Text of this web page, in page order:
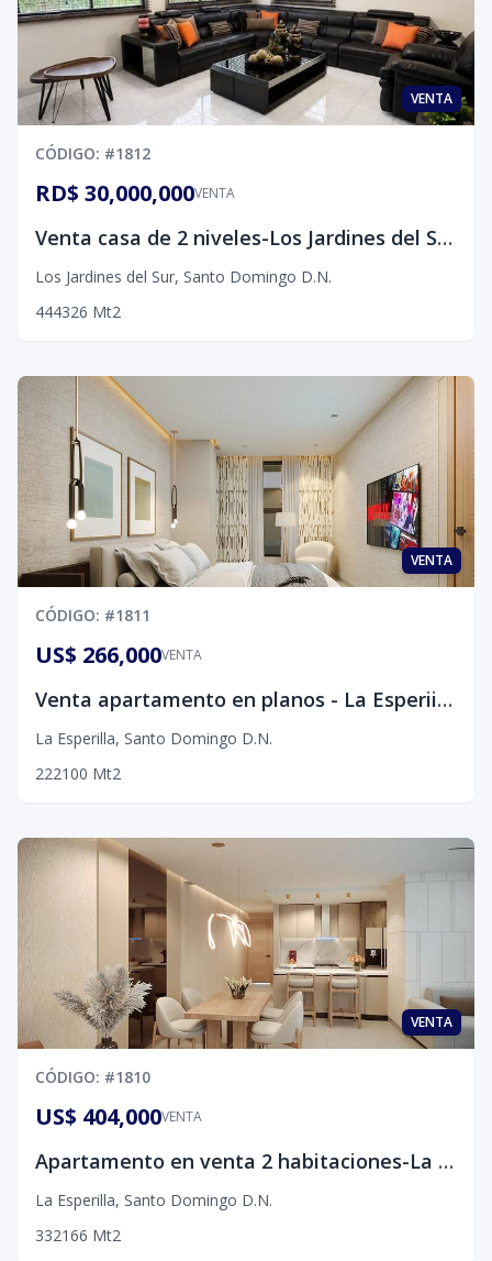
VENTA
CÓDIGO: #1812
VENTA
RD$ 30,000,000
Venta casa de 2 niveles-Los Jardines del Sur, D.N
Los Jardines del Sur, Santo Domingo D.N.
444326 Mt2
VENTA
CÓDIGO: #1811
VENTA
US$ 266,000
Venta apartamento en planos - La Esperiila, D.N.
La Esperilla, Santo Domingo D.N.
222100 Mt2
VENTA
CÓDIGO: #1810
VENTA
US$ 404,000
Apartamento en venta 2 habitaciones-La Esperiila, D.N.
La Esperilla, Santo Domingo D.N.
332166 Mt2